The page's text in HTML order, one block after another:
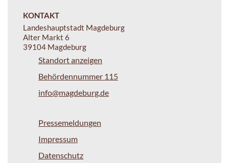
KONTAKT
Landeshauptstadt Magdeburg
Alter Markt 6
39104 Magdeburg
Standort anzeigen
Behördennummer 115
info@magdeburg.de
Pressemeldungen
Impressum
Datenschutz